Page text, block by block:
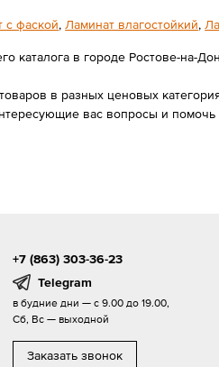
с фаской, Ламинат влагостойкий,
каталога в городе Ростове-на-
в разных ценовых
вас вопросы и
+7 (863) 303-36-23
Telegram
в будние дни — с 9.00 до 19.00,
Сб, Вс — выходной
Заказать звонок